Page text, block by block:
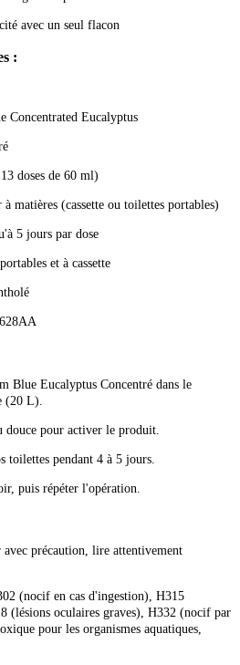
avec un seul flacon
:
Concentrated Eucalyptus
doses de 60 ml)
matières (cassette ou toilettes portables)
5 jours par dose
et à cassette
Blue Eucalyptus Concentré dans le
(20 L).
pour activer le produit.
toilettes pendant 4 à 5 jours.
puis répéter l'opération.
précaution, lire attentivement
(nocif en cas d'ingestion), H315
(lésions oculaires graves), H332 (nocif par
pour les organismes aquatiques,